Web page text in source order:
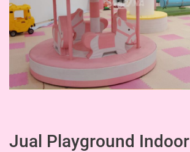
Jual Playground Indoor